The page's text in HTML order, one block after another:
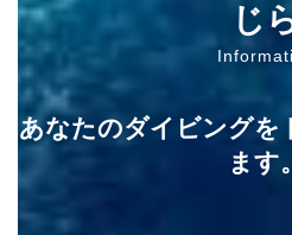
じ
あなたのダイビングを
ます。